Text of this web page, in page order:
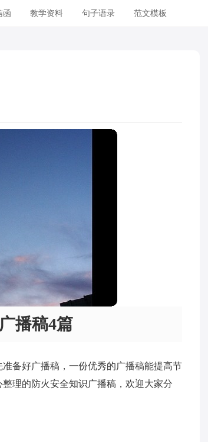
函 教学资料 句子语录 范文模板
播稿4篇
备好广播稿，一份优秀的广播稿能提高节
理的防火安全知识广播稿，欢迎大家分